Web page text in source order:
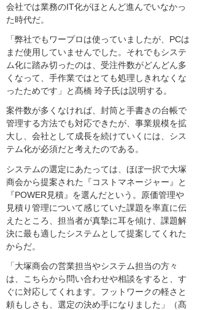
会社では業務のIT化がほとんど進んでいなかっ
た時代だ。
「弊社でもワープロは使っていましたが、PCは
まだ使用していませんでした。それでもシステ
ム化に踏み切ったのは、受注件数がどんどん多
くなって、手作業ではとても処理しきれなくな
ったためです」と髙橋 玲子氏は説明する。
案件数が多くなければ、封筒と手書きの台帳で
管理する方法でも対応できたが、事業規模を拡
大し、会社として成長を続けていくには、シス
テム化が必須だと考えたのである。
システムの選定にあたっては、ほぼ一択で大塚
商会から提案された『コストマネージャー』と
『POWER見積』を選んだという。原価管理や
見積り管理について感じていた課題を率直に伝
えたところ、担当者が真摯に耳を傾け、課題解
決に最も適したシステムとして提案してくれた
からだ。
「大塚商会の営業担当やシステム担当の方々
は、こちらから問い合わせや相談をすると、す
ぐに対応してくれます。フットワークの軽さと
頼もしさも、選定の決め手になりました」（髙